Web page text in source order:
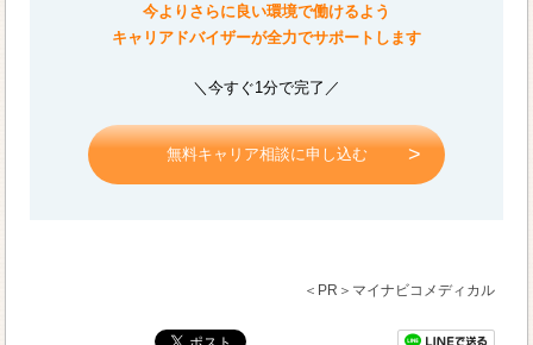
今よりさらに良い環境で働けるよう
キャリアドバイザーが全力でサポートします
＼今すぐ1分で完了／
無料キャリア相談に申し込む
＜PR＞マイナビコメディカル